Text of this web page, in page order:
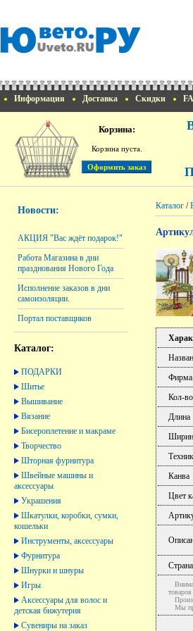
Информация Доставка Скидки
Корзина:
Корзина пуста.
Новости:
АКЦИЯ "Вас ждёт подарок!"
Работа Магазина в дни
празднования Нового Года
Исполнение заказов в дни
самоизоляции.
Портал поставщиков
Каталог:
ПОДАРКИ
Шитье
Вышивание
Вязание
Бисероплетение и макраме
Творчество
Шторная фурнитура
Швейные машины и
аксессуары
Украшения
Шкатулки, коробки, сумки,
кошельки
Инструменты, аксессуары
Фурнитура
Шнурки и шнуры
Игры
Аксессуары для волос и
детская бижутерия
Сувениры на заказ
Каталог /
Фирма
Кол-
Длина
Канва
Цвет
Страна
Мы